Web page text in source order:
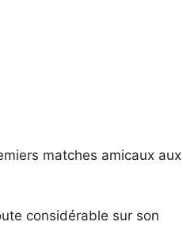
matches amicaux aux
considérable sur son